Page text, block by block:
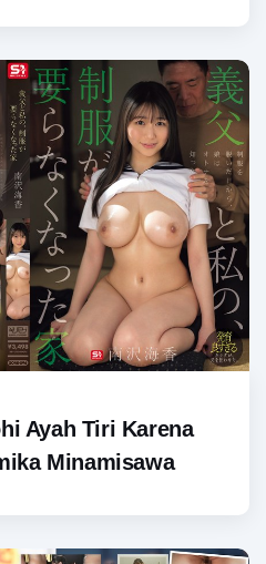
Ayah Tiri Karena
Minamisawa